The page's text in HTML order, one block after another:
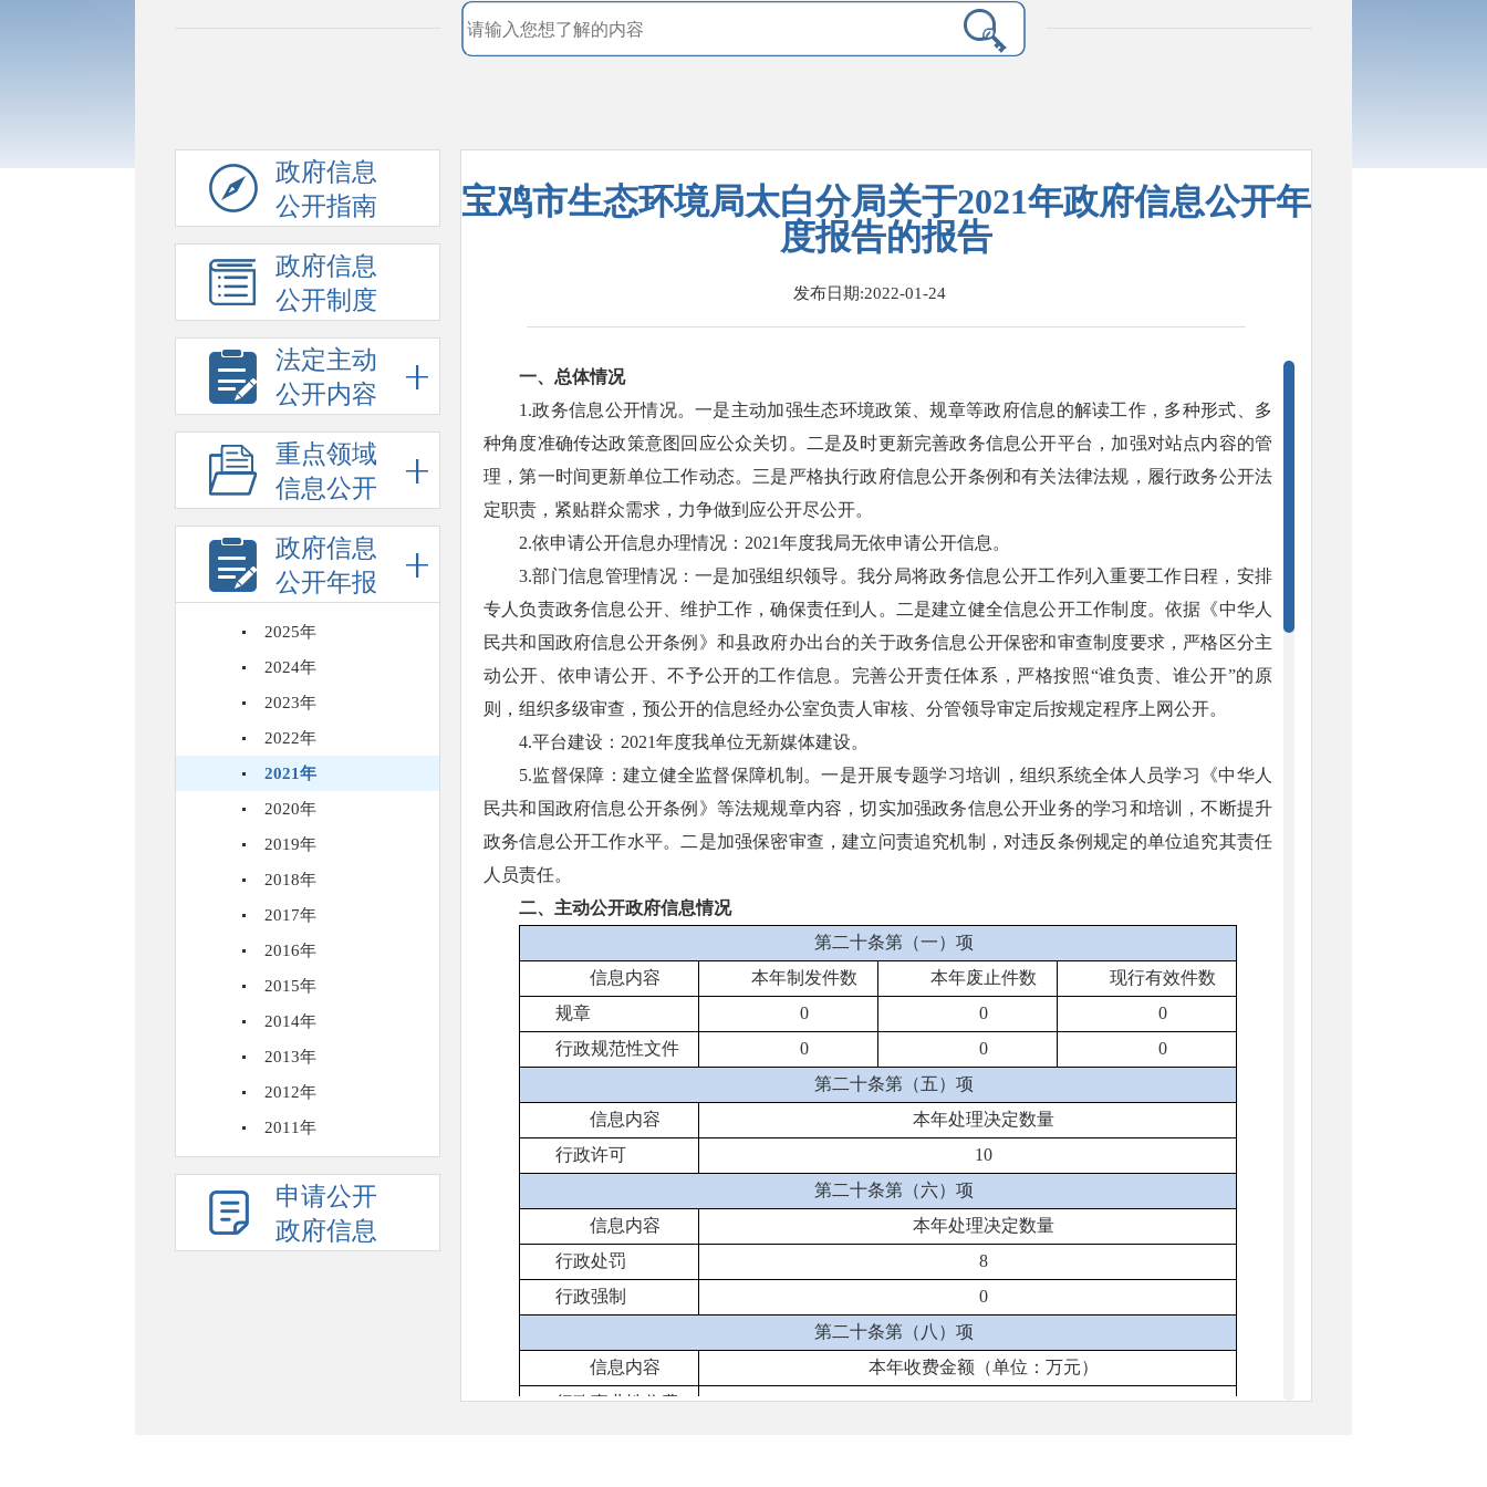
政府信息
公开指南
政府信息
公开制度
法定主动
公开内容
重点领域
信息公开
政府信息
公开年报
2025年
2024年
2023年
2022年
2021年
2020年
2019年
2018年
2017年
2016年
2015年
2014年
2013年
2012年
2011年
申请公开
政府信息
宝鸡市生态环境局太白分局关于2021年政府信息公开年
度报告的报告
发布日期:2022-01-24
一、总体情况
1.政务信息公开情况。一是主动加强生态环境政策、规章等政府信息的解读工作，多种形式、多
种角度准确传达政策意图回应公众关切。二是及时更新完善政务信息公开平台，加强对站点内容的管
理，第一时间更新单位工作动态。三是严格执行政府信息公开条例和有关法律法规，履行政务公开法
定职责，紧贴群众需求，力争做到应公开尽公开。
2.依申请公开信息办理情况：2021年度我局无依申请公开信息。
3.部门信息管理情况：一是加强组织领导。我分局将政务信息公开工作列入重要工作日程，安排
专人负责政务信息公开、维护工作，确保责任到人。二是建立健全信息公开工作制度。依据《中华人
民共和国政府信息公开条例》和县政府办出台的关于政务信息公开保密和审查制度要求，严格区分主
动公开、依申请公开、不予公开的工作信息。完善公开责任体系，严格按照“谁负责、谁公开”的原
则，组织多级审查，预公开的信息经办公室负责人审核、分管领导审定后按规定程序上网公开。
4.平台建设：2021年度我单位无新媒体建设。
5.监督保障：建立健全监督保障机制。一是开展专题学习培训，组织系统全体人员学习《中华人
民共和国政府信息公开条例》等法规规章内容，切实加强政务信息公开业务的学习和培训，不断提升
政务信息公开工作水平。二是加强保密审查，建立问责追究机制，对违反条例规定的单位追究其责任
人员责任。
二、主动公开政府信息情况
第二十条第（一）项
信息内容
本年制 发件数 本年废止件数 现行有效件数
规章
0 0
0
行政规范性文件
0 0
0
第二十条第（五）项
信息内容
本年处理决定数量
行政许可
10
第二十条第（六）项
信息内容
本年处理决定数量
行政处罚
8
行政强制
0
第二十条第（八）项
信息内容
本年收费金额（单位：万元）
行政事业性收费
0